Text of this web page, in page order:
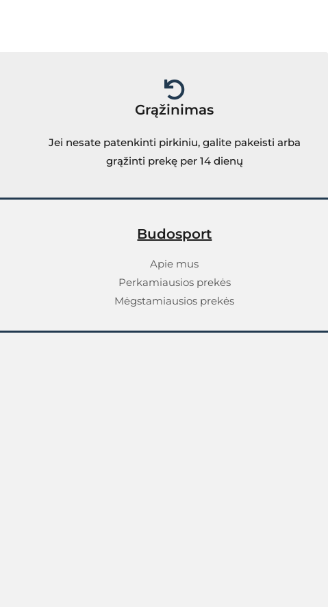
Grąžinimas
Jei nesate patenkinti pirkiniu, galite pakeisti arba
grąžinti prekę per 14 dienų
Budosport
Apie mus
Perkamiausios prekės
Mėgstamiausios prekės